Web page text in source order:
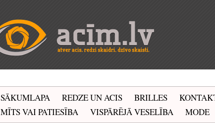
SĀKUMLAPA REDZE UN ACIS BRILLES
MĪTS VAI PATIESĪBA
VISPĀRĒJĀ VESELĪBA MODE